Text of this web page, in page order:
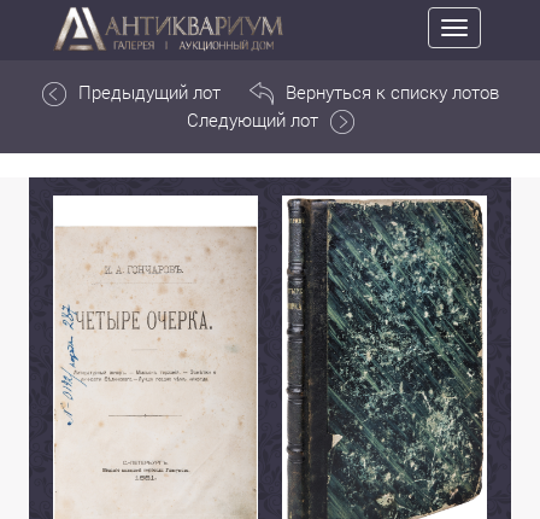
Toggle
navigation
Предыдущий лот
Вернуться к списку лотов
Следующий лот